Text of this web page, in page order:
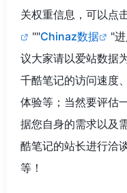
关权重信息，可以点
""Chinaz数据
"
议大家请以爱站数据
千酷笔记的访问速度
体验等；当然要评估
据您自身的需求以及
酷笔记的站长进行洽
等！